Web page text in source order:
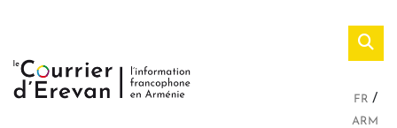
FR
ARM